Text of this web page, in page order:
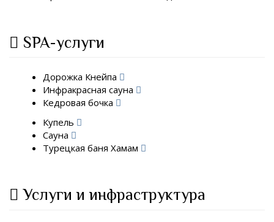
SPA-услуги
Дорожка Кнейпа
Инфракрасная сауна
Кедровая бочка
Купель
Сауна
Турецкая баня Хамам
Услуги и инфраструктура